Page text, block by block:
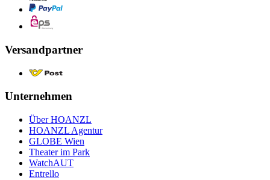
Versandpartner
Unternehmen
Über HOANZL
HOANZL Agentur
GLOBE Wien
Theater im Park
WatchAUT
Entrello